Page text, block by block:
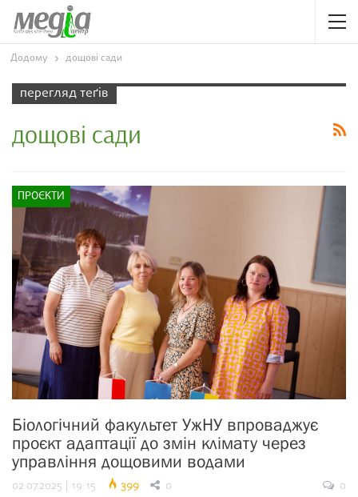
Додому дощові сади
перегляд теґів
дощові сади
ПРОЄКТИ
Біологічний факультет УжНУ впроваджує
проєкт адаптації до змін клімату через
управління дощовими водами
02.07.2025 | 19:15 399 0
0